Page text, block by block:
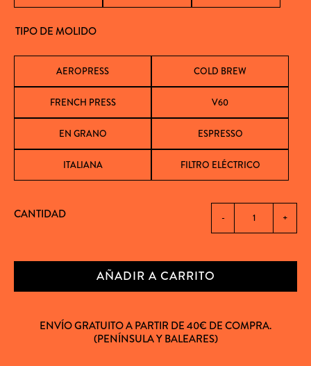
TIPO DE MOLIDO
AEROPRESS COLD BREW
FRENCH PRESS V60
EN GRANO ESPRESSO
ITALIANA FILTRO ELÉCTRICO
CANTIDAD - +
AÑADIR A CARRITO
ENVÍO GRATUITO A PARTIR DE 40€ DE COMPRA.
(PENÍNSULA Y BALEARES)